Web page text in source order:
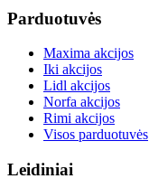
Parduotuvės
Maxima akcijos
Iki akcijos
Lidl akcijos
Norfa akcijos
Rimi akcijos
Visos parduotuvės
Leidiniai